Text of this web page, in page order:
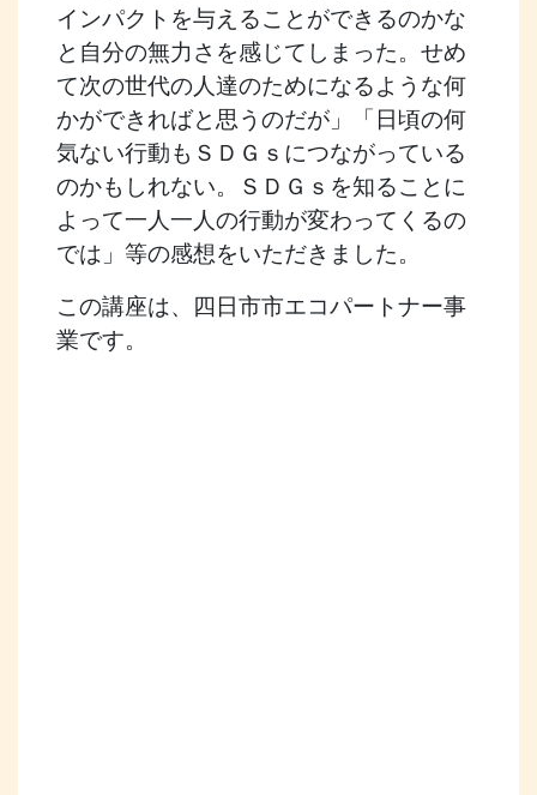
インパクトを与えることができるのかな
と自分の無力さを感じてしまった。せめ
て次の世代の人達のためになるような何
かができればと思うのだが」「日頃の何
気ない行動もＳＤＧｓにつながっている
のかもしれない。ＳＤＧｓを知ることに
よって一人一人の行動が変わってくるの
では」等の感想をいただきました。
この講座は、四日市市エコパートナー事
業です。